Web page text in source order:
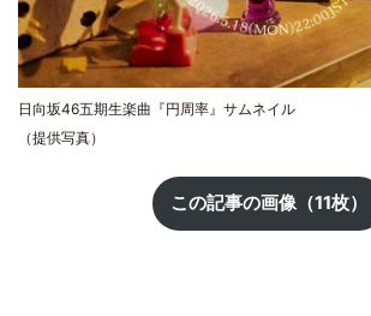
日向坂46五期生楽曲『円周率』サムネイル
（提供写真）
この記事の画像（11枚）